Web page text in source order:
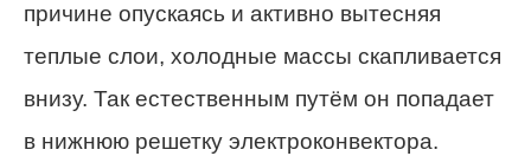
причине опускаясь и активно вытесняя
теплые слои, холодные массы скапливается
внизу. Так естественным путём он попадает
в нижнюю решетку электроконвектора.